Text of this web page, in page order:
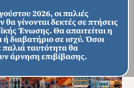
2026, οι παλιές
θα γίνονται δεκτές σε πτήσεις
Ένωσης. Θα απαιτείται η
διαβατήριο σε ισχύ. Όσοι
παλιά ταυτότητα θα
άρνηση επιβίβασης.